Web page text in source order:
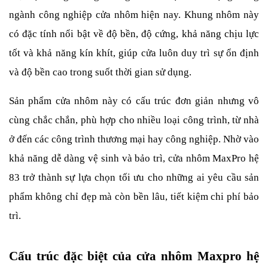
ngành công nghiệp cửa nhôm hiện nay. Khung nhôm này
có đặc tính nổi bật về độ bền, độ cứng, khả năng chịu lực
tốt và khả năng kín khít, giúp cửa luôn duy trì sự ổn định
và độ bền cao trong suốt thời gian sử dụng.
Sản phẩm cửa nhôm này có cấu trúc đơn giản nhưng vô
cùng chắc chắn, phù hợp cho nhiều loại công trình, từ nhà
ở đến các công trình thương mại hay công nghiệp. Nhờ vào
khả năng dễ dàng vệ sinh và bảo trì, cửa nhôm MaxPro hệ
83 trở thành sự lựa chọn tối ưu cho những ai yêu cầu sản
phẩm không chỉ đẹp mà còn bền lâu, tiết kiệm chi phí bảo
trì.
Cấu trúc đặc biệt của cửa nhôm Maxpro hệ